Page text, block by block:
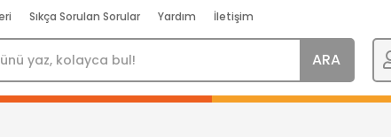
Sıkça Sorulan Sorular Yardım İletişim
ARA